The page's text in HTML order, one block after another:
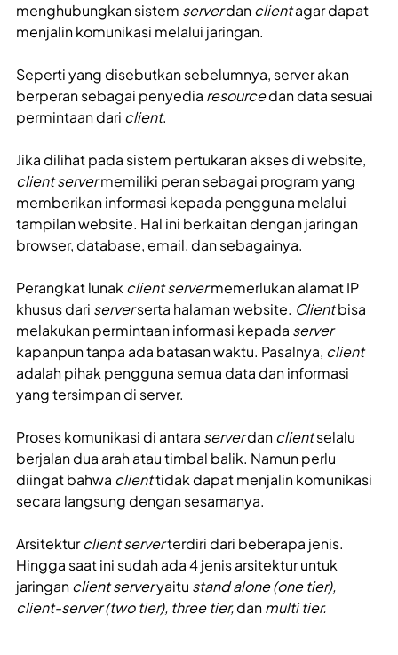
menghubungkan sistem serverdanclientagar dapat
menjalin komunikasi melalui jaringan.
Seperti yang disebutkan sebelumnya, server akan
berperan sebagai penyedia resourcedan data sesuai
permintaan dari client.
Jika dilihat pada sistem pertukaran akses di website,
client servermemiliki peran sebagai program yang
memberikan informasi kepada pengguna melalui
tampilan website. Hal ini berkaitan dengan jaringan
browser, database, email, dan sebagainya.
Perangkat lunakclient servermemerlukan alamat IP
khusus dari serverserta halaman website. Clientbisa
melakukan permintaan informasi kepada server
kapanpun tanpa ada batasan waktu. Pasalnya, client
adalah pihak pengguna semua data dan informasi
yang tersimpan di server.
Proses komunikasi di antara serverdanclientselalu
berjalan dua arah atau timbal balik. Namun perlu
diingat bahwa clienttidak dapat menjalin komunikasi
secara langsung dengan sesamanya.
Arsitekturclient serverterdiri dari beberapa jenis.
Hingga saat ini sudah ada 4 jenis arsitektur untuk
jaringanclient serveryaitu stand alone (one tier),
client-server (two tier), three tier,danmulti tier.